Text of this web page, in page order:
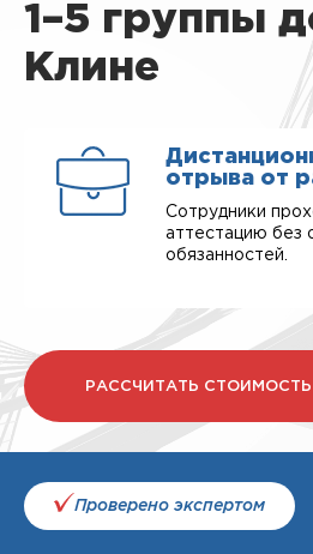
1–5 группы
Клине
отрыва от
Сотрудники
аттестацию без
обязанностей.
РАССЧИТАТЬ СТОИМОСТЬ
Проверено экспертом